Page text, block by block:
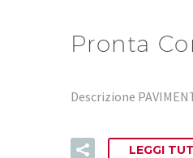
Pronta
Descrizione
LEGGI